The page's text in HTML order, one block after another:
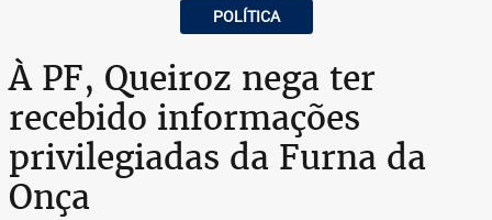
POLÍTICA
À PF, Queiroz nega ter
recebido informações
privilegiadas da Furna da
Onça